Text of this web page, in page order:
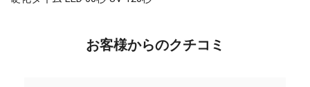
お客様からのクチコミ